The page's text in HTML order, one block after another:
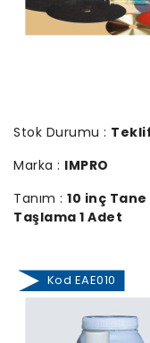
Stok Durumu :
Marka : IMPRO
Tanım : 10 inç
Taşlama 1 Adet
Kod EAE010